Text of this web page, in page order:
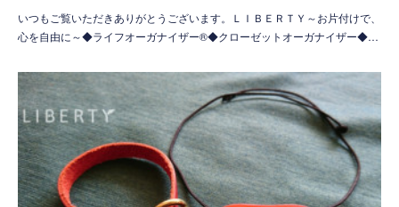
いつもご覧いただきありがとうございます。ＬＩＢＥＲＴＹ～お片付けで、
心を自由に～◆ライフオーガナイザー®◆クローゼットオーガナイザー◆…